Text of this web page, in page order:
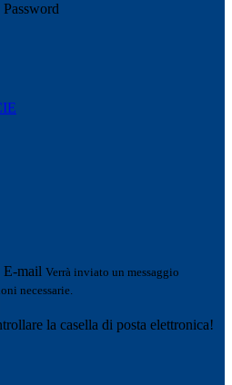
Password
E-mail Verrà inviato un messaggio
necessarie.
la casella di posta elettronica!